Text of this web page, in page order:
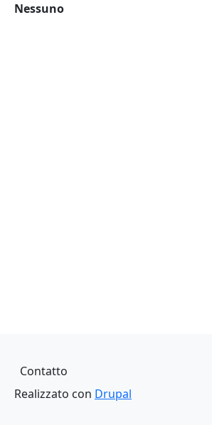
Nessuno
Piè di pagina
Contatto
Realizzato con Drupal